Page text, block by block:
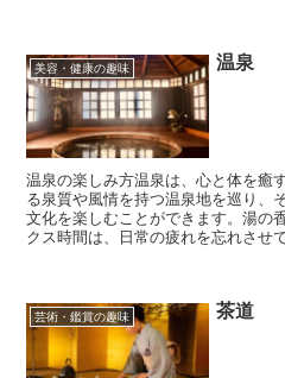
美容・健康の趣味 温泉
温泉の楽しみ方温泉は、心と体を癒
る泉質や風情を持つ温泉地を巡り、
文化を楽しむことができます。湯の
クス時間は、日常の疲れを忘れさせ
芸術・鑑賞の趣味 茶道